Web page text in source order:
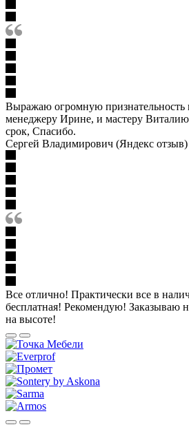
Выражаю огромную признательность
менеджеру Ирине, и мастеру
срок, Спасибо.
Сергей Владимирович (Яндекс отзыв)
Все отлично! Практически все в
бесплатная! Рекомендую! Заказываю
на высоте!